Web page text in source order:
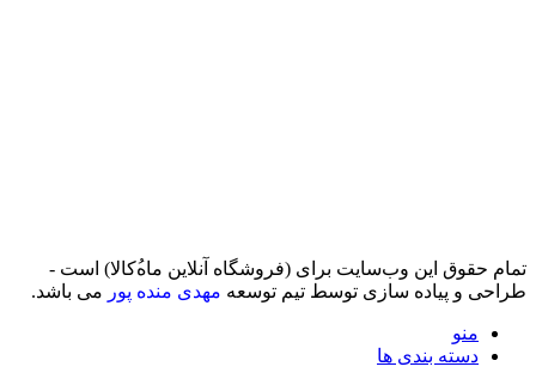
تمام حقوق اين وب‌سايت برای (فروشگاه آنلاین ماه‌‌‌‌‌‌ُکالا) است -
طراحی و پیاده سازی توسط تیم توسعه مهدی منده پور می باشد.
منو
دسته بندی ها